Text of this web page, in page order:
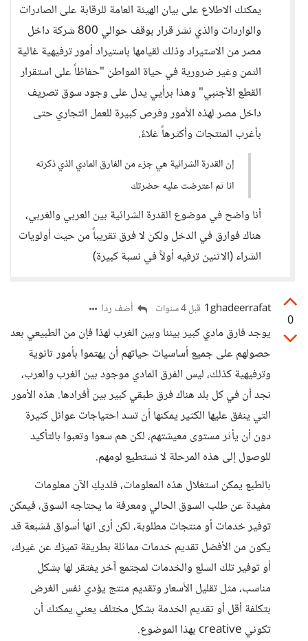
يمكنك الاطلاع على بيان الهيئة العامة للرقابة على الصادرات
والواردات والذي نشر قرار بوقف حوالي 800 شركة داخل
مصر من الاستيراد وذلك لقيامها باستيراد أمور ترفيهية غالية
الثمن وغير ضرورية في حياة المواطن "حفاظاً على استقرار
القطع الأجنبي" وهذا برأيي يدل على وجود سوق تصريف
داخل مصر لهذه الأمور وفرص كبيرة للعمل التجاري حتى
بأغرب المنتجات وأكثرهاً غلاءً.
إن القدرة الشرائية هي جزء من الفارق المادي الذي ذكرته
انا ثم اعترضت عليه حضرتك
أنا واضح في موضوع القدرة الشرائية بين العربي والغربي،
هناك فوارق في الدخل ولكن لا فرق تقريباً من حيث أولويات
الشراء (الاثنين ترفيه أولاً في نسبة كبيرة)
0
1ghadeerrafat قبل 4 سنوات أضف ردا
يوجد فارق مادي كبير بيننا وبين الغرب لهذا فإن من الطبيعي بعد
حصولهم على جميع أساسيات حياتهم أن يهتموا بأمور ثانوية
وترفيهية كذلك، ليس الفرق المادي موجود بين الغرب والعرب،
نجد أن في كل بلد هناك فرق طبقي كبير بين أفرادها. هذه الأمور
التي ينفق عليها الكثير يمكنها أن تسد احتياجات عوائل كثيرة
دون أن يأثر مستوى معيشتهم، لكن هم سعوا وتعبوا بالتأكيد
للوصول إلى هذه المرحلة لا نستطيع لومهم.
بالطبع يمكن استغلال هذه المعلومات، فلديكِ الآن معلومات
مفيدة عن طلب السوق الحالي ومعرفة ما يحتاجه السوق، فيمكن
توفير خدمات أو منتجات مطلوبة، لكن أرى انها أسواق مُشبعة قد
يكون من الأفضل تقديم خدمات مماثلة بطريقة تميزك عن غيرك،
أو توفير تلك السلع والخدمات لمجتمع آخر يفتقر لها بشكل
مناسب، مثل تقليل الأسعار وتقديم منتج يؤدي نفس الغرض
بتكلفة أقل أو تقديم الخدمة بشكل مختلف يعني يمكنك أن
تكوني creative بهذا الموضوع.